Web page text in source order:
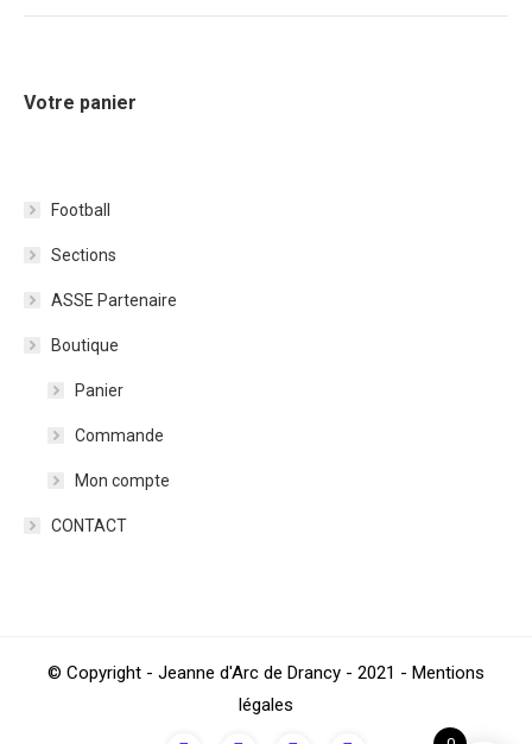
Votre panier
Football
Sections
ASSE Partenaire
Boutique
Panier
Commande
Mon compte
CONTACT
© Copyright - Jeanne d'Arc de Drancy - 2021 - Mentions
légales